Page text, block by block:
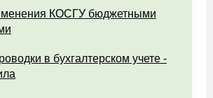
КОСГУ бюджетными
в бухгалтерском учете -